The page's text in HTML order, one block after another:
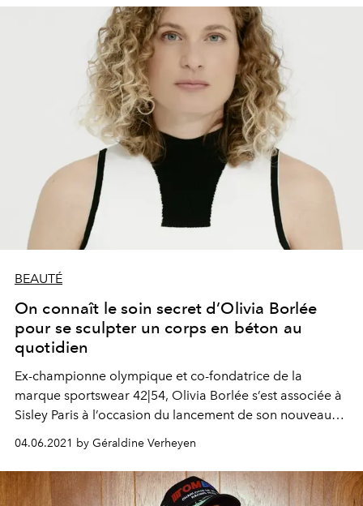
pandémie. Une collab’ 100% belge qui allie mode et
musique à soutenir absolument.
BEAUTÉ
On connaît le soin secret d’Olivia Borlée
pour se sculpter un corps en béton au
quotidien
Ex-championne olympique et co-fondatrice de la
marque sportswear 42|54, Olivia Borlée s’est associée à
Sisley Paris à l’occasion du lancement de son nouveau
soin fermeté baptisé Le Sculpteur. Le résultat ? Un film
poétique de 40 secondes dirigé par la créatrice belge
Clio Goldbrenner, où l’athlète sert de modèle à la
sculptrice française Hermine Bourdin.
04.06.2021 by Géraldine Verheyen